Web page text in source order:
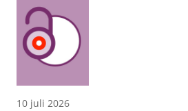
10 juli 2026